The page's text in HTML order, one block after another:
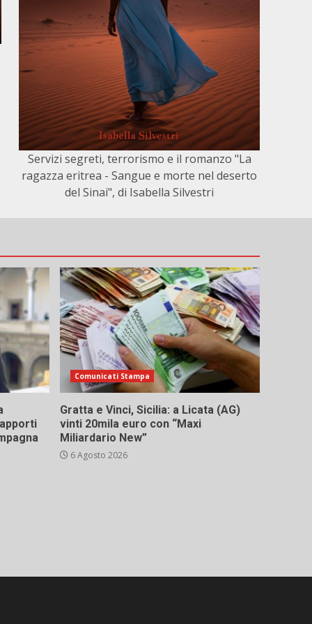
Servizi segreti, terrorismo e il romanzo "La
ragazza eritrea - Sangue e morte nel deserto
del Sinai", di Isabella Silvestri
Comunicati Stampa
Gratta e Vinci, Sicilia: a Licata (AG)
vinti 20mila euro con “Maxi
Miliardario New”
6 Agosto 2026